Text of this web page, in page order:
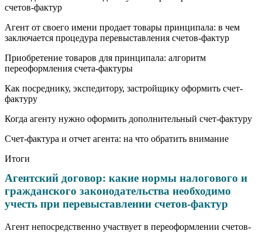
счетов-фактур
Агент от своего имени продает товары принципала: в чем
заключается процедура перевыставления счетов-фактур
Приобретение товаров для принципала: алгоритм
переоформления счета-фактуры
Как посреднику, экспедитору, застройщику оформить счет-
фактуру
Когда агенту нужно оформить дополнительный счет-фактуру
Счет-фактура и отчет агента: на что обратить внимание
Итоги
Агентский договор: какие нормы налогового и
гражданского законодательства необходимо
учесть при перевыставлении счетов-фактур
Агент непосредственно участвует в переоформлении счетов-